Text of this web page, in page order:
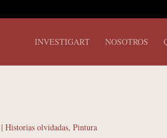
INVESTIGART NOSOTROS
Historias olvidadas, Pintura